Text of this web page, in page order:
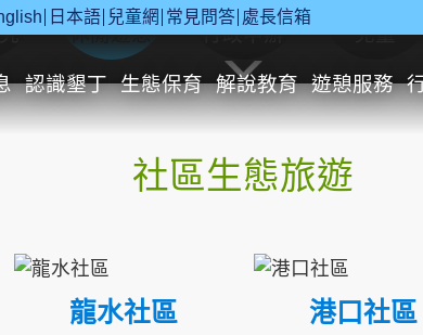
日本語 兒童網 常見問答 處長信箱
認識墾丁 生態保育 解說教育 遊憩服務
休閒遊憩 行政申辦 兒童
社區生態旅遊
龍水社區 港口社區